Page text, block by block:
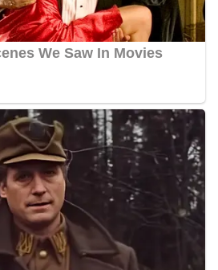
ini, Bhabinkamtibmas tidak
sebagai penyampai informasi
tetapi juga sebagai mitra
menjaga keamanan lingkungan
di tengah-tengah warga
semakin mempererat
antara Polri dan
membangun kesadaran
akan pentingnya menjaga
dan kekompakan
dalam menyambut
HUT Kemerdekaan
sambang ini
terus dilaksanakan secara rutin
di wilayah Kelurahan